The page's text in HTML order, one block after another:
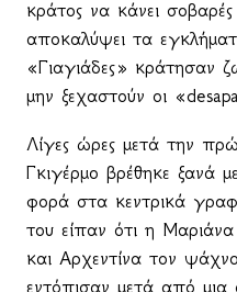
κράτος να κάνει
αποκαλύψει τα
«Γιαγιάδες» κράτησαν
μην ξεχαστούν οι «
Λίγες ώρες μετά την
Γκιγέρμο βρέθηκε ξανά
φορά στα κεντρικά
του είπαν ότι η
και Αρχεντίνα τον
εντόπισαν μετά από